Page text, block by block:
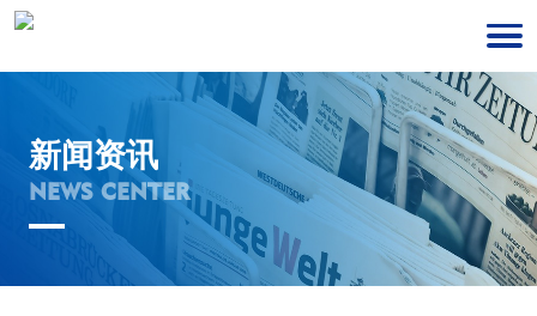
新闻资讯
NEWS CENTER